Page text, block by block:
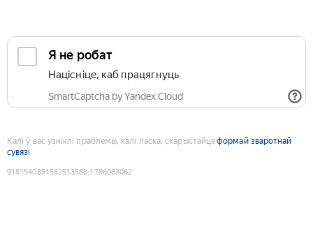
Я не робат
Націсніце, каб працягнуць
SmartCaptcha by Yandex Cloud
Калі ў вас узніклі праблемы, калі ласка, скарыстайцеформай зваротнай
сувязі
9181540851562513588:1786083062